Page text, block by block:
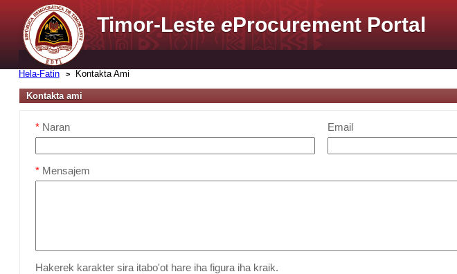
Timor-LesteeProcurement Portal
Hela-Fatin Kontakta Ami
Kontakta ami
* Naran Email
* Mensajem
Hakerek karakter sira itabo'ot hare iha figura iha kraik.